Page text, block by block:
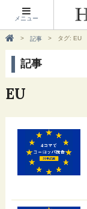
メニュー
記事 タグ: EU
記事
EU